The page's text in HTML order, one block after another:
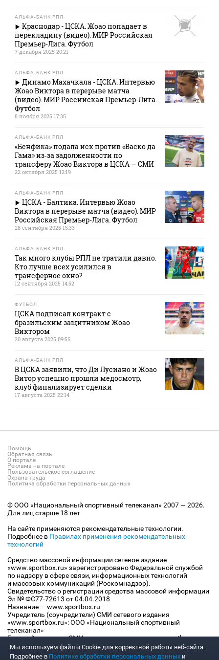
АЛЬФА-БАНК РПЛ
Краснодар - ЦСКА. Жоао попадает в
перекладину (видео). МИР Российская
Премьер-Лига. Футбол
7 декабря 2025 20:21
АЛЬФА-БАНК РПЛ
Динамо Махачкала - ЦСКА. Интервью
Жоао Виктора в перерыве матча
(видео). МИР Российская Премьер-Лига.
Футбол
8 ноября 2025 17:35
АЛЬФА-БАНК РПЛ
«Бенфика» подала иск против «Васко да
Гама» из‑за задолженности по
трансферу Жоао Виктора в ЦСКА — СМИ
22 октября 2025 12:19
АЛЬФА-БАНК РПЛ
ЦСКА - Балтика. Интервью Жоао
Виктора в перерыве матча (видео). МИР
Российская Премьер-Лига. Футбол
28 сентября 2025 15:33
АЛЬФА-БАНК РПЛ
Так много клубы РПЛ не тратили давно.
Кто лучше всех усилился в
трансферное окно?
12 сентября 2025 14:52
ФУТБОЛ
ЦСКА подписал контракт с
бразильским защитником Жоао
Виктором
20 августа 2025 09:56
АЛЬФА-БАНК РПЛ
В ЦСКА заявили, что Ди Лусиано и Жоао
Витор успешно прошли медосмотр,
клуб финализирует сделки
17 августа 2025 22:14
Помощь
Обратная связь
О портале
Реклама на портале
Пользовательское соглашение
Охрана труда
Политика обработки персональных данных
© ООО «Национальный спортивный телеканал» 2007 — 2026.
Для лиц старше 18 лет
На сайте применяются рекомендательные технологии.
Подробнее в Правилах применения рекомендательных
технологий
Средство массовой информации сетевое издание
«www.sportbox.ru» зарегистрировано Федеральной службой
по надзору в сфере связи, информационных технологий
и массовых коммуникаций (Роскомнадзор).
Свидетельство о регистрации средства массовой информации
Эл № ФС77-72613 от 04.04.2018
Название — www.sportbox.ru
Учредитель (соучредители) СМИ сетевого издания
«www.sportbox.ru»: ООО «Национальный спортивный
телеканал»
Главный редактор СМИ сетевого издания «www.sportbox.ru»:
Конов В.А.
Номер телефона редакции СМИ сетевого издания
Мы используем файлы Сookie для корректной работы веб-сайта.
Подробнее в Политике обработки персональных данных и